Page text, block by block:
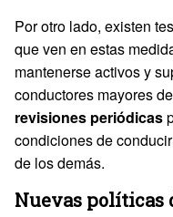
Por otro lado, existen
que ven en estas
mantenerse activos y
conductores mayores
revisiones periódicas
condiciones de
de los demás.
Nuevas políticas